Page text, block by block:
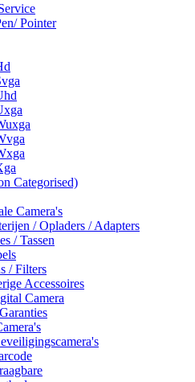
Pointer
Categorised)
Camera's
/ Opladers / Adapters
/ Tassen
/ Filters
Accessoires
Camera